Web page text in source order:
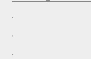
.
.
.